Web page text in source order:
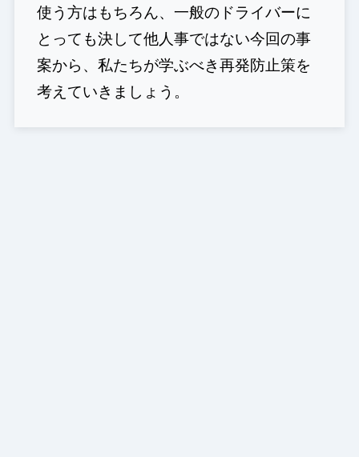
使う方はもちろん、一般のドライバーに
とっても決して他人事ではない今回の事
案から、私たちが学ぶべき再発防止策を
考えていきましょう。